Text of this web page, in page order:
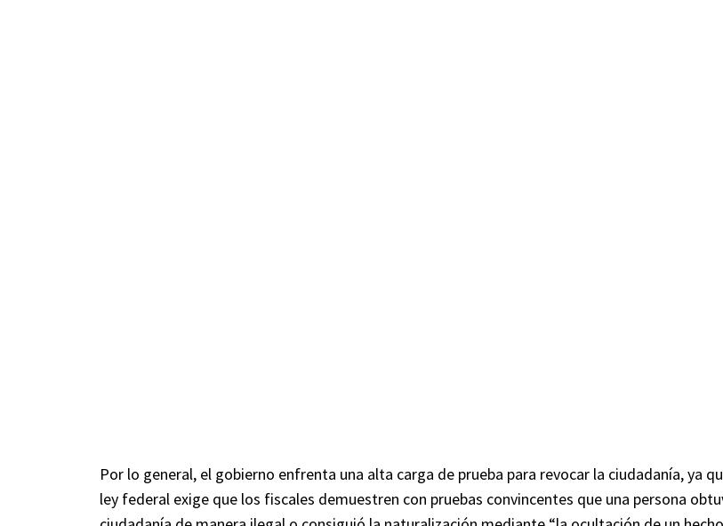
Por lo general, el gobierno enfrenta una alta carga de prueba para revocar la ciudadanía, ya
ley federal exige que los fiscales demuestren con pruebas convincentes que una persona